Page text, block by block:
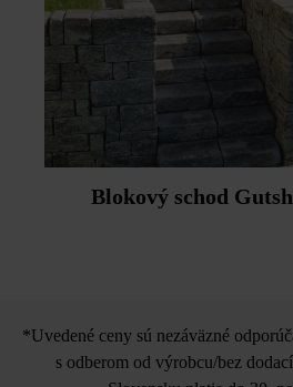
Blokový schod
*Uvedené ceny sú nezáväzné
s odberom od výrobcu/bez